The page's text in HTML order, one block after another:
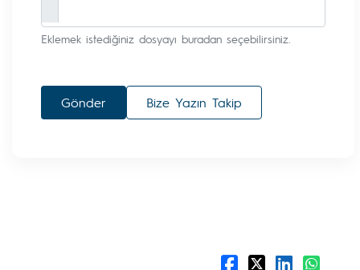
Eklemek istediğiniz dosyayı buradan seçebilirsiniz.
Gönder Bize Yazın Takip